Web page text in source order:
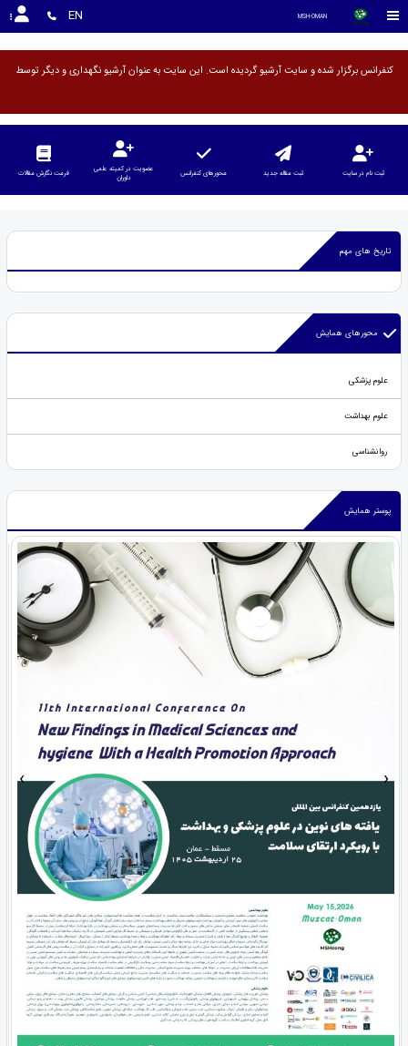
MSH-OMAN
EN
کنفرانس برگزار شده و سایت آرشیو گردیده است. این سایت به عنوان آرشیو
ثبت نام در سایت ثبت مقاله جدید محورهای کنفرانس
عضویت در کمیته علمی
داوران
فرمت نگارش مقالات
تاریخ های مهم
محورهای همایش
علوم پزشکی
علوم بهداشت
روانشناسی
پوستر همایش
› ‹